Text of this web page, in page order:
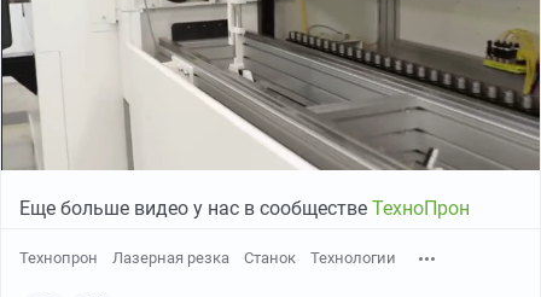
Еще больше видео у нас в сообществе ТехноПрон
Технопрон Лазерная резка Станок Технологии